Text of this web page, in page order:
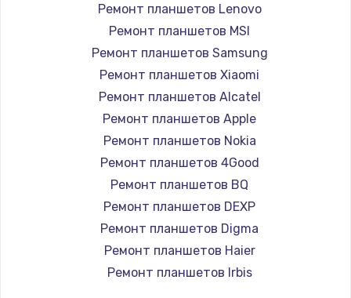
Ремонт планшетов Lenovo
Ремонт планшетов MSI
Ремонт планшетов Samsung
Ремонт планшетов Xiaomi
Ремонт планшетов Alcatel
Ремонт планшетов Apple
Ремонт планшетов Nokia
Ремонт планшетов 4Good
Ремонт планшетов BQ
Ремонт планшетов DEXP
Ремонт планшетов Digma
Ремонт планшетов Haier
Ремонт планшетов Irbis